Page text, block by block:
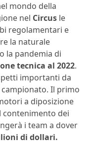
mondo della
nel Circus le
regolamentari e
la naturale
la pandemia di
tecnica al 2022.
importanti da
Il primo
a diposizione
contenimento dei
i team a dover
di dollari.